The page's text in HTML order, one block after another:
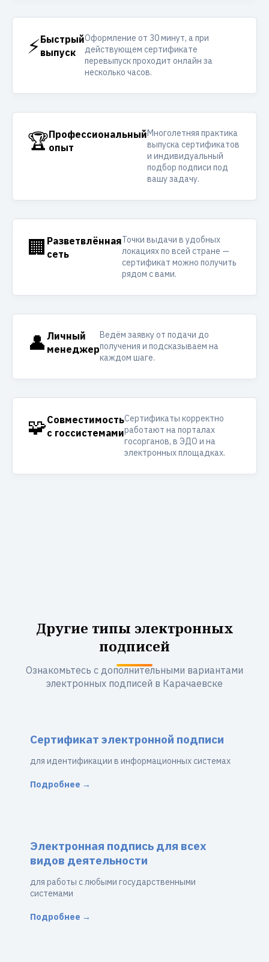
⚡Быстрый
выпуск
Оформление от 30 минут, а при
действующем сертификате
перевыпуск проходит онлайн за
несколько часов.
🏆Профессиональный
опыт
Многолетняя практика
выпуска сертификатов
и индивидуальный
подбор подписи под
вашу задачу.
🏢 Разветвлённая
сеть
Точки выдачи в удобных
локациях по всей стране —
сертификат можно получить
рядом с вами.
👤 Личный
менеджер
Ведём заявку от подачи до
получения и подсказываем на
каждом шаге.
🧩Совместимость
с госсистемами
Сертификаты корректно
работают на порталах
госорганов, в ЭДО и на
электронных площадках.
Другие типы электронных
подписей
Ознакомьтесь с дополнительными вариантами
электронных подписей в Карачаевске
Сертификат электронной подписи
для идентификации в информационных системах
Подробнее →
Электронная подпись для всех
видов деятельности
для работы с любыми государственными
системами
Подробнее →